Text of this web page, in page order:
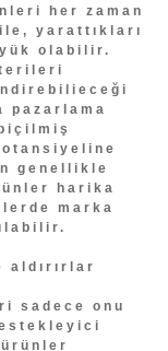
her zaman
yarattıkları
olabilir.
pazarlama
genellikle
harika
marka
aldırırlar
sadece onu